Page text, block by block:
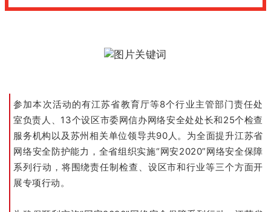
参加本次活动的有江苏省教育厅等8个行业主管部门责任处
室负责人、13个设区市委网信办网络安全处处长和25个检查
服务机构以及苏州相关单位领导共90人。为全面提升江苏省
网络安全防护能力，全省组织实施“网安2020”网络安全保障
系列行动，将围绕责任制检查、设区市和行业等三个方面开
展专项行动。